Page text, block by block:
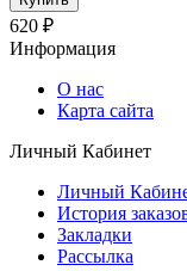
620 ₽
Информация
О нас
Карта сайта
Личный Кабинет
Личный
История
Закладки
Рассылка